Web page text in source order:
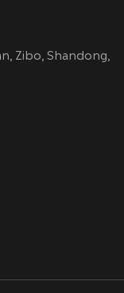
Zibo, Shandong,